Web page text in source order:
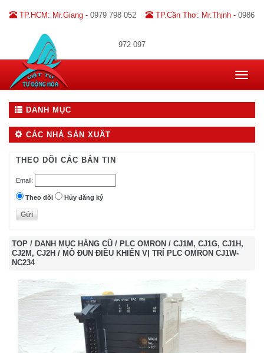
TP.HCM: Mr.Giang - 0979 798 052 TP.Cần Thơ: Mr.Thịnh - 0986
972 097
Toggle
DANH MỤC
CÁC NHÀ SẢN XUẤT
THEO DÕI CÁC BẢN TIN
Email:
Theo dõi Hủy đăng ký
TOP / DANH MỤC HÀNG CŨ / PLC OMRON / CJ1M, CJ1G, CJ1H,
CJ2M, CJ2H / MÔ ĐUN ĐIỀU KHIỂN VỊ TRÍ PLC OMRON CJ1W-
NC234